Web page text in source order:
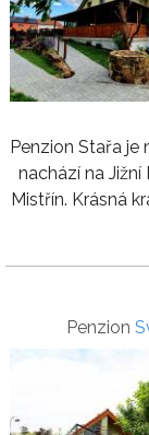
Penzion Stařa je
nachází na
Mistřín. Krásná
Penzion